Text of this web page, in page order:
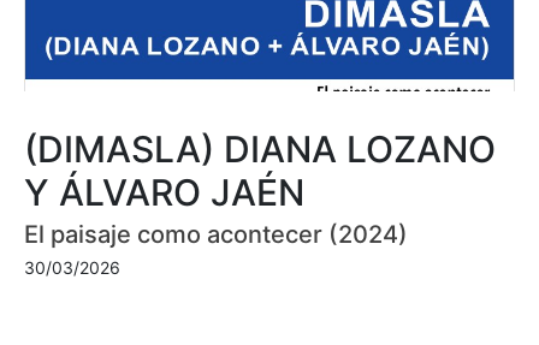
(DIMASLA) DIANA LOZANO
Y ÁLVARO JAÉN
El paisaje como acontecer (2024)
30/03/2026